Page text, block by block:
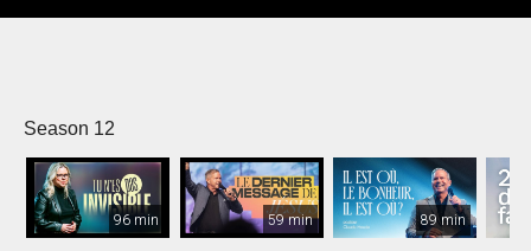
Season 12
96 min 59 min 89 min